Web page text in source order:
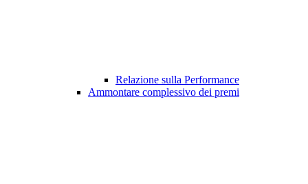
Relazione sulla Performance
Ammontare complessivo dei premi